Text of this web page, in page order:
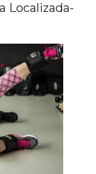
Localizada-